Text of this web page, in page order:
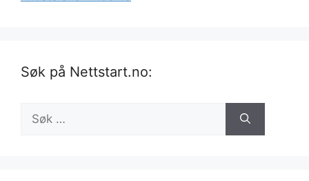
Søk på Nettstart.no:
etter: